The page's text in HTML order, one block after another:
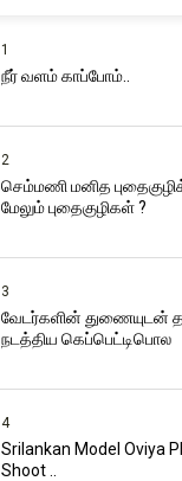
1
நீர் வளம் காப்போம்..
2
செம்மணி மனித
மேலும் புதைகுழிகள் ?
3
வேடர்களின் துணையுடன்
நடத்திய கெப்பெட்டிபொல
4
Srilankan Model Oviya
Shoot ..